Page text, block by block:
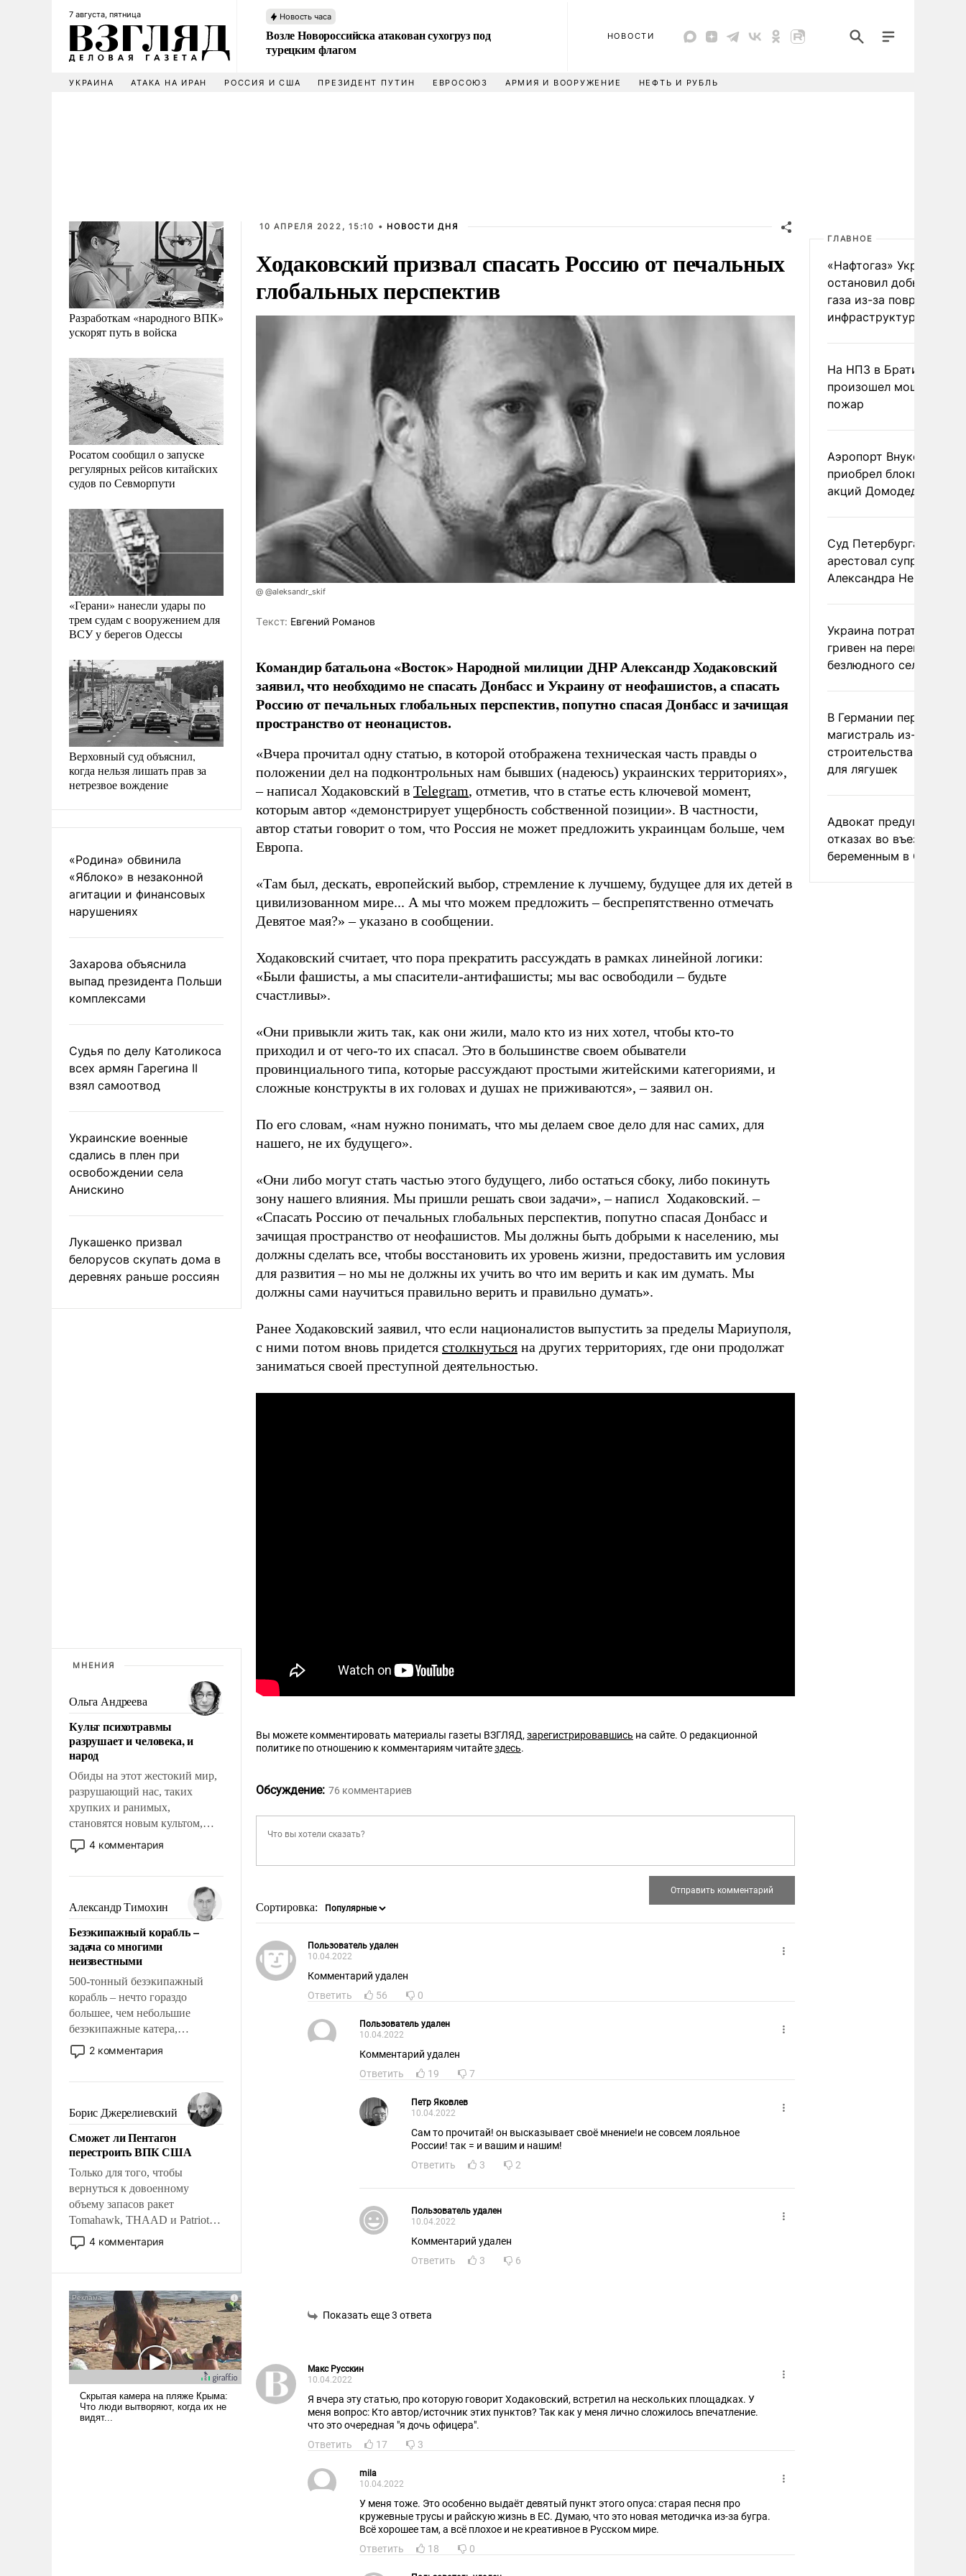
7 августа, пятница Новость часа
Возле Новороссийска атакован сухогруз под
турецким флагом
НОВОСТИ
УКРАИНА АТАКА НА ИРАН РОССИЯ И США ПРЕЗИДЕНТ ПУТИН ЕВРОСОЮЗ АРМИЯ И ВООРУЖЕНИЕ НЕФТЬ И РУБЛЬ
Разработкам «народного ВПК»
ускорят путь в войска
Росатом сообщил о запуске
регулярных рейсов китайских
судов по Севморпути
«Герани» нанесли удары по
трем судам с вооружением для
ВСУ у берегов Одессы
Верховный суд объяснил,
когда нельзя лишать прав за
нетрезвое вождение
«Родина» обвинила
«Яблоко» в незаконной
агитации и финансовых
нарушениях
Захарова объяснила
выпад президента Польши
комплексами
Судья по делу Католикоса
всех армян Гарегина II
взял самоотвод
Украинские военные
сдались в плен при
освобождении села
Анискино
Лукашенко призвал
белорусов скупать дома в
деревнях раньше россиян
МНЕНИЯ
Ольга Андреева
Культ психотравмы
разрушает и человека, и
народ
Обиды на этот жестокий мир,
разрушающий нас, таких
хрупких и ранимых,
становятся новым культом,
постепенно вытесняя и
отменяя традиционное
мужественным и твердым под
ударами судьбы, брать на себя
ответственность, помогать
слабым, идти вперед и
адаптироваться.
4 комментария
Александр Тимохин
Безэкипажный корабль –
задача со многими
неизвестными
500-тонный безэкипажный
корабль – нечто гораздо
большее, чем небольшие
безэкипажные катера,
применение которых уже
стало обыденностью. Задача по
сложна и амбициозна. Однако
и ее реализация радикально
поднимет наши боевые
возможности.
2 комментария
Борис Джерелиевский
Сможет ли Пентагон
перестроить ВПК США
Только для того, чтобы
вернуться к довоенному
объему запасов ракет
Tomahawk, THAAD и Patriot
США потребуется более трех
лет. Даже небольшая война с
Сложившаяся ситуация
означает многолетний период
уязвимости США, например,
перед Китаем.
4 комментария
10 АПРЕЛЯ 2022, 15:10 • НОВОСТИ ДНЯ
Ходаковский призвал спасать Россию от печальных
глобальных перспектив
@ @aleksandr_skif
Tекст: Евгений Романов
Командир батальона «Восток» Народной милиции ДНР Александр Ходаковский
заявил, что необходимо не спасать Донбасс и Украину от неофашистов, а спасать
Россию от печальных глобальных перспектив, попутно спасая Донбасс и зачищая
пространство от неонацистов.
«Вчера прочитал одну статью, в которой отображена техническая часть правды о
положении дел на подконтрольных нам бывших (надеюсь) украинских территориях»,
– написал Ходаковский в Telegram, отметив, что в статье есть ключевой момент,
которым автор «демонстрирует ущербность собственной позиции». В частности,
автор статьи говорит о том, что Россия не может предложить украинцам больше, чем
Европа.
«Там был, дескать, европейский выбор, стремление к лучшему, будущее для их детей в
цивилизованном мире... А мы что можем предложить – беспрепятственно отмечать
Девятое мая?» – указано в сообщении.
Ходаковский считает, что пора прекратить рассуждать в рамках линейной логики:
«Были фашисты, а мы спасители-антифашисты; мы вас освободили – будьте
счастливы».
«Они привыкли жить так, как они жили, мало кто из них хотел, чтобы кто-то
приходил и от чего-то их спасал. Это в большинстве своем обыватели
провинциального типа, которые рассуждают простыми житейскими категориями, и
сложные конструкты в их головах и душах не приживаются», – заявил он.
По его словам, «нам нужно понимать, что мы делаем свое дело для нас самих, для
нашего, не их будущего».
«Они либо могут стать частью этого будущего, либо остаться сбоку, либо покинуть
зону нашего влияния. Мы пришли решать свои задачи», – написл Ходаковский. –
«Спасать Россию от печальных глобальных перспектив, попутно спасая Донбасс и
зачищая пространство от неофашистов. Мы должны быть добрыми к населению, мы
должны сделать все, чтобы восстановить их уровень жизни, предоставить им условия
для развития – но мы не должны их учить во что им верить и как им думать. Мы
должны сами научиться правильно верить и правильно думать».
Ранее Ходаковский заявил, что если националистов выпустить за пределы Мариуполя,
с ними потом вновь придется столкнуться на других территориях, где они продолжат
заниматься своей преступной деятельностью.
Вы можете комментировать материалы газеты ВЗГЛЯД,зарегистрировавшись на сайте. О редакционной
политике по отношению к комментариям читайтездесь.
Обсуждение: 76 комментариев
Сортировка:
Пользователь удален
10.04.2022
Комментарий удален
Ответить
56 0
Пользователь удален
10.04.2022
Комментарий удален
Ответить
19 7
Петр Яковлев
10.04.2022
Сам то прочитай! он высказывает своё мнение!и не совсем лояльное
России! так = и вашим и нашим!
Ответить
3 2
Пользователь удален
10.04.2022
Комментарий удален
Ответить
3 6
Показать еще 3 ответа
Макс Русскин
10.04.2022
Я вчера эту статью, про которую говорит Ходаковский, встретил на нескольких площадках. У
меня вопрос: Кто автор/источник этих пунктов? Так как у меня лично сложилось впечатление.
что это очередная "я дочь офицера".
Ответить
17 3
mila
10.04.2022
У меня тоже. Это особенно выдаёт девятый пункт этого опуса: старая песня про
кружевные трусы и райскую жизнь в ЕС. Думаю, что это новая методичка из-за бугра.
Всё хорошее там, а всё плохое и не креативное в Русском мире.
Ответить
18 0
ГЛАВНОЕ
«Нафтогаз» Украины
остановил добычу
газа из-за повреждения
инфраструктуры
На НПЗ в Братиславе
произошел мощный
пожар
Аэропорт Внуково
приобрел блокпакет
акций Домодедово
Суд Петербурга заочно
арестовал супругу
Александра Невзорова
Украина потратила 1
гривен на
безлюдного села
В Германии перекрыли
магистраль из-за
строительства
для лягушек
Адвокат предупредил
отказах во въезде
беременным в США